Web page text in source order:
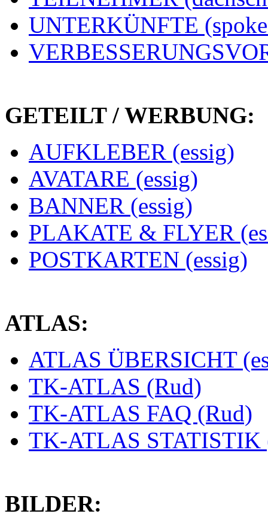
UNTERKÜNFTE
GETEILT / WERBUNG:
AUFKLEBER (essig)
AVATARE (essig)
BANNER (essig)
PLAKATE & FLYER
POSTKARTEN (essig)
ATLAS:
ATLAS ÜBERSICHT
TK-ATLAS (Rud)
TK-ATLAS FAQ (Rud)
TK-ATLAS STATISTIK
BILDER: